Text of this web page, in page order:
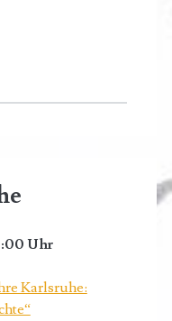
Uhr
Karlsruhe: